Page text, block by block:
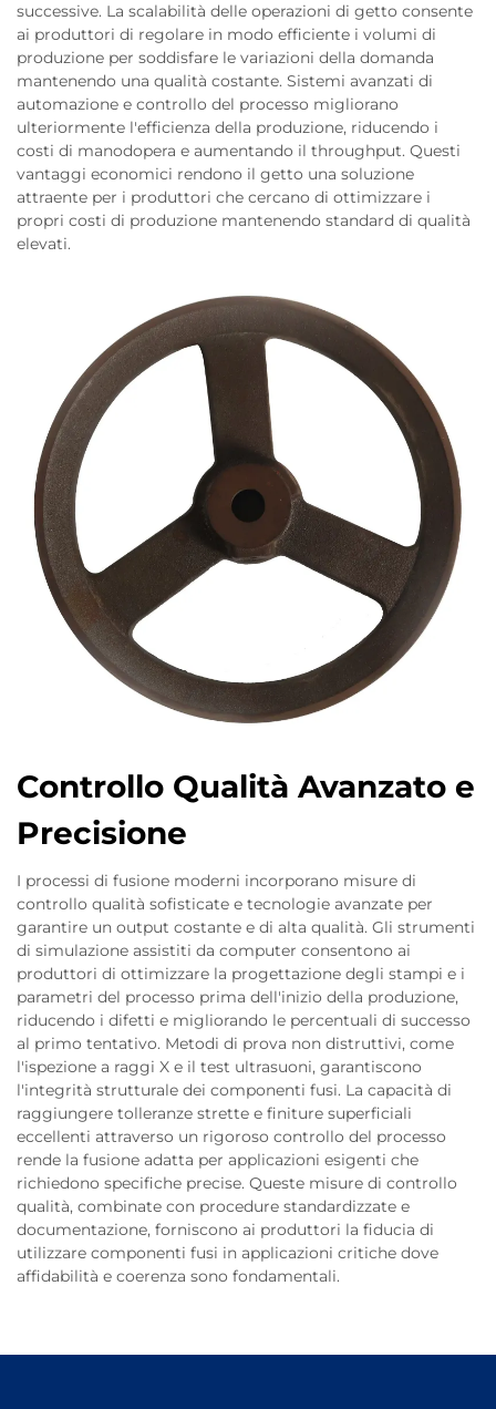
successive. La scalabilità delle operazioni di getto consente
ai produttori di regolare in modo efficiente i volumi di
produzione per soddisfare le variazioni della domanda
mantenendo una qualità costante. Sistemi avanzati di
automazione e controllo del processo migliorano
ulteriormente l'efficienza della produzione, riducendo i
costi di manodopera e aumentando il throughput. Questi
vantaggi economici rendono il getto una soluzione
attraente per i produttori che cercano di ottimizzare i
propri costi di produzione mantenendo standard di qualità
elevati.
Controllo Qualità Avanzato e
Precisione
I processi di fusione moderni incorporano misure di
controllo qualità sofisticate e tecnologie avanzate per
garantire un output costante e di alta qualità. Gli strumenti
di simulazione assistiti da computer consentono ai
produttori di ottimizzare la progettazione degli stampi e i
parametri del processo prima dell'inizio della produzione,
riducendo i difetti e migliorando le percentuali di successo
al primo tentativo. Metodi di prova non distruttivi, come
l'ispezione a raggi X e il test ultrasuoni, garantiscono
l'integrità strutturale dei componenti fusi. La capacità di
raggiungere tolleranze strette e finiture superficiali
eccellenti attraverso un rigoroso controllo del processo
rende la fusione adatta per applicazioni esigenti che
richiedono specifiche precise. Queste misure di controllo
qualità, combinate con procedure standardizzate e
documentazione, forniscono ai produttori la fiducia di
utilizzare componenti fusi in applicazioni critiche dove
affidabilità e coerenza sono fondamentali.